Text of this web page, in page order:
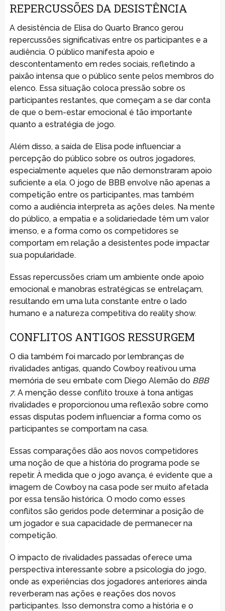
REPERCUSSÕES DA DESISTÊNCIA
A desistência de Elisa do Quarto Branco gerou
repercussões significativas entre os participantes e a
audiência. O público manifesta apoio e
descontentamento em redes sociais, refletindo a
paixão intensa que o público sente pelos membros do
elenco. Essa situação coloca pressão sobre os
participantes restantes, que começam a se dar conta
de que o bem-estar emocional é tão importante
quanto a estratégia de jogo.
Além disso, a saída de Elisa pode influenciar a
percepção do público sobre os outros jogadores,
especialmente aqueles que não demonstraram apoio
suficiente a ela. O jogo de BBB envolve não apenas a
competição entre os participantes, mas também
como a audiência interpreta as ações deles. Na mente
do público, a empatia e a solidariedade têm um valor
imenso, e a forma como os competidores se
comportam em relação a desistentes pode impactar
sua popularidade.
Essas repercussões criam um ambiente onde apoio
emocional e manobras estratégicas se entrelaçam,
resultando em uma luta constante entre o lado
humano e a natureza competitiva do reality show.
CONFLITOS ANTIGOS RESSURGEM
O dia também foi marcado por lembranças de
rivalidades antigas, quando Cowboy reativou uma
memória de seu embate com Diego Alemão do BBB
7. A menção desse conflito trouxe à tona antigas
rivalidades e proporcionou uma reflexão sobre como
essas disputas podem influenciar a forma como os
participantes se comportam na casa.
Essas comparações dão aos novos competidores
uma noção de que a história do programa pode se
repetir. À medida que o jogo avança, é evidente que a
imagem de Cowboy na casa pode ser muito afetada
por essa tensão histórica. O modo como esses
conflitos são geridos pode determinar a posição de
um jogador e sua capacidade de permanecer na
competição.
O impacto de rivalidades passadas oferece uma
perspectiva interessante sobre a psicologia do jogo,
onde as experiências dos jogadores anteriores ainda
reverberam nas ações e reações dos novos
participantes. Isso demonstra como a história e o